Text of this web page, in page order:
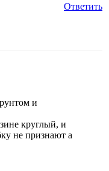
Ответить
и
круглый, и
не признают а